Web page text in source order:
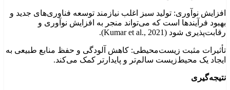
افزایش نوآوری: تولید سبز اغلب نیازمند توسعه فناوری‌های جدید و
بهبود فرآیندها است که می‌تواند منجر به افزایش نوآوری و
رقابت‌پذیری شود (Kumar et al., 2021).
تأثیرات مثبت زیست‌محیطی: کاهش آلودگی و حفظ منابع طبیعی به
ایجاد یک محیط‌زیست سالم‌تر و پایدارتر کمک می‌کند.
نتیجه‌گیری